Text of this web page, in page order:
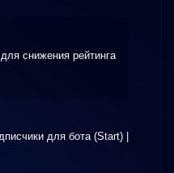
снижения рейтинга
для бота (Start) |